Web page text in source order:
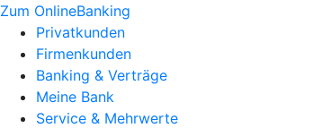
Zum OnlineBanking
Privatkunden
Firmenkunden
Banking & Verträge
Meine Bank
Service & Mehrwerte